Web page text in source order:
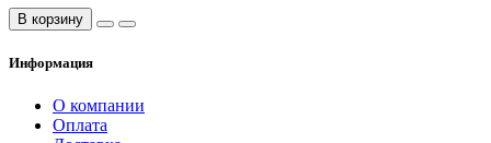
В корзину
Информация
О компании
Оплата